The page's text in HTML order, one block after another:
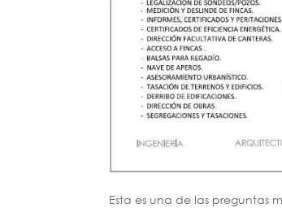
Esta es una de las preguntas